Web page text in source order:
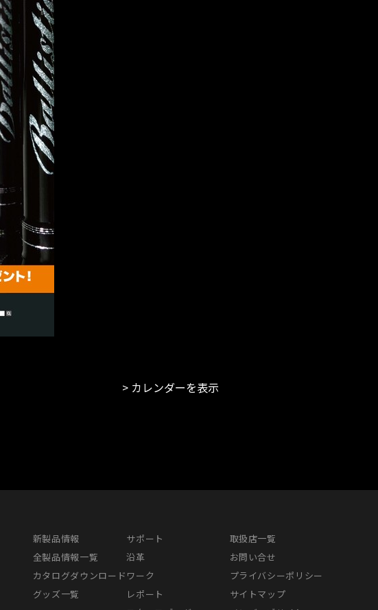
カレンダーを表示
新製品情報
全製品情報一覧
カタログダウンロード
グッズ一覧
サポート
沿革
ワーク
レポート
取扱店一覧
お問い合せ
プライバシーポリシー
サイトマップ